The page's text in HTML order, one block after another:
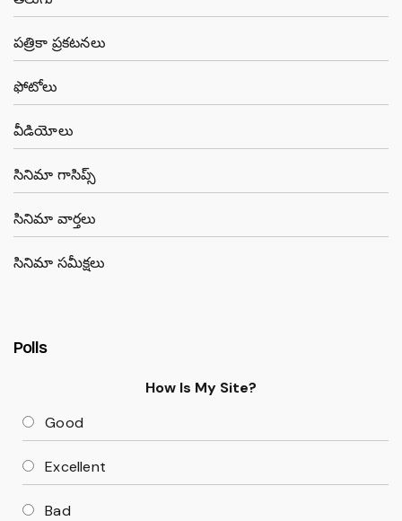
పత్రికా ప్రకటనలు
ఫోటోలు
వీడియోలు
సినిమా గాసిప్స్
సినిమా వార్తలు
సినిమా సమీక్షలు
Polls
How Is My Site?
Good
Excellent
Bad